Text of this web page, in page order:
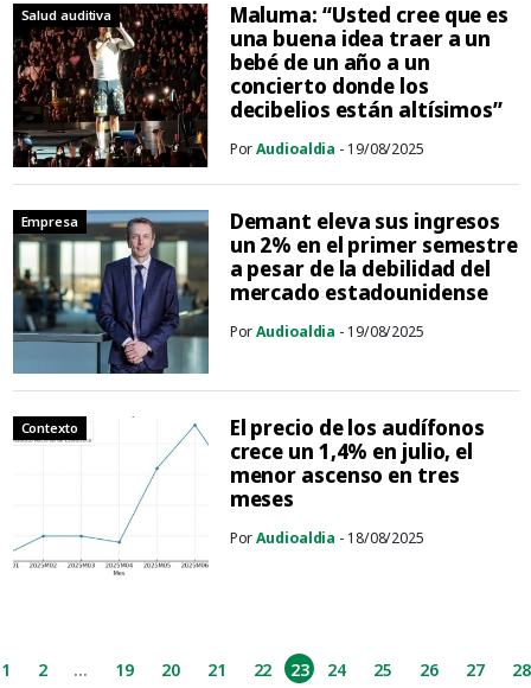
Salud auditiva
Maluma: “Usted cree que es
una buena idea traer a un
bebé de un año a un
concierto donde los
decibelios están altísimos”
PorAudioaldia - 19/08/2025
Empresa
Demant eleva sus ingresos
un 2% en el primer semestre
a pesar de la debilidad del
mercado estadounidense
PorAudioaldia - 19/08/2025
Contexto
El precio de los audífonos
crece un 1,4% en julio, el
menor ascenso en tres
meses
PorAudioaldia - 18/08/2025
1 2 ... 19 20 21 22 23 24 25 26 27 28